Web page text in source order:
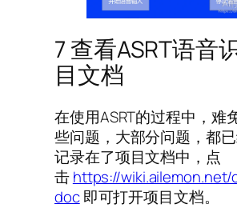
7 查看ASRT语音
目文档
在使用ASRT的过程中，难
些问题，大部分问题，都
记录在了项目文档中，点
击https://
doc即可打开项目文档。